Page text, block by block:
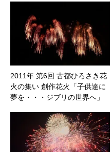
2011年 第6回 古都ひろさき花
火の集い 創作花火「子供達に
夢を・・・ジブリの世界へ」